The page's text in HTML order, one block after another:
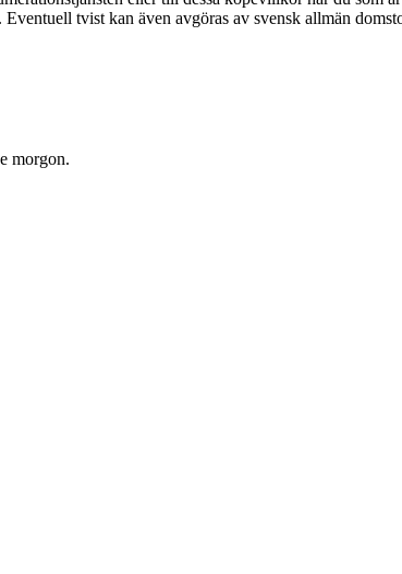
tvist kan även avgöras av svensk allmän
morgon.